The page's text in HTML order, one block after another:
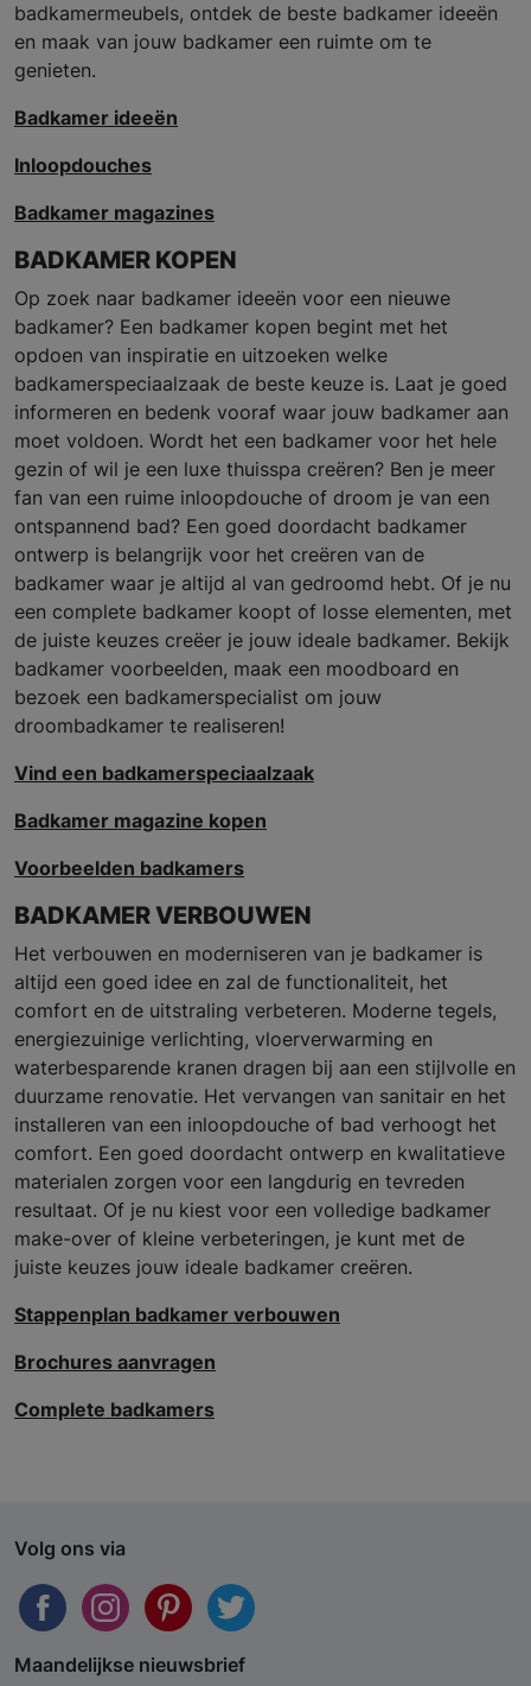
badkamermeubels, ontdek de beste badkamer ideeën
en maak van jouw badkamer een ruimte om te
genieten.
Badkamer ideeën
Inloopdouches
Badkamer magazines
BADKAMER KOPEN
Op zoek naar badkamer ideeën voor een nieuwe
badkamer? Een badkamer kopen begint met het
opdoen van inspiratie en uitzoeken welke
badkamerspeciaalzaak de beste keuze is. Laat je goed
informeren en bedenk vooraf waar jouw badkamer aan
moet voldoen. Wordt het een badkamer voor het hele
gezin of wil je een luxe thuisspa creëren? Ben je meer
fan van een ruime inloopdouche of droom je van een
ontspannend bad? Een goed doordacht badkamer
ontwerp is belangrijk voor het creëren van de
badkamer waar je altijd al van gedroomd hebt. Of je nu
een complete badkamer koopt of losse elementen, met
de juiste keuzes creëer je jouw ideale badkamer. Bekijk
badkamer voorbeelden, maak een moodboard en
bezoek een badkamerspecialist om jouw
droombadkamer te realiseren!
Vind een badkamerspeciaalzaak
Badkamer magazine kopen
Voorbeelden badkamers
BADKAMER VERBOUWEN
Het verbouwen en moderniseren van je badkamer is
altijd een goed idee en zal de functionaliteit, het
comfort en de uitstraling verbeteren. Moderne tegels,
energiezuinige verlichting, vloerverwarming en
waterbesparende kranen dragen bij aan een stijlvolle en
duurzame renovatie. Het vervangen van sanitair en het
installeren van een inloopdouche of bad verhoogt het
comfort. Een goed doordacht ontwerp en kwalitatieve
materialen zorgen voor een langdurig en tevreden
resultaat. Of je nu kiest voor een volledige badkamer
make-over of kleine verbeteringen, je kunt met de
juiste keuzes jouw ideale badkamer creëren.
Stappenplan badkamer verbouwen
Brochures aanvragen
Complete badkamers
Volg ons via
Maandelijkse nieuwsbrief